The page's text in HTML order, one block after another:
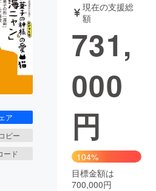
ジェット
書籍・雑誌
チャレンジ
域活性化
Good
CAMPFIRE Creation
コミュニティ
ア
ピー
ード
現在の支援総
額
731,
000
円
104%
目標金額は
700,000円